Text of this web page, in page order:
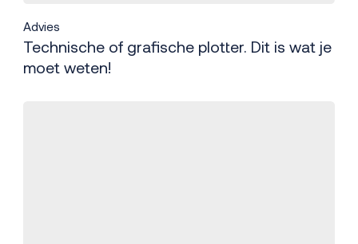
Advies
Technische of grafische plotter. Dit is wat je
moet weten!